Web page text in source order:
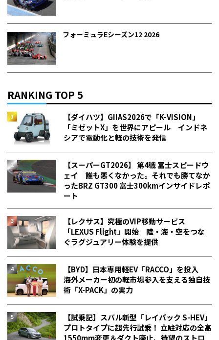
フォーミュラEシーズン12 2026
RANKING TOP 5
【ダイハツ】GIIAS2026で「K-VISION」
「ミゼットX」を世界にアピール インドネ
シアで電動化と軽の技術を発信
【スーパーGT2026】 第4戦 富士スピードウ
ェイ 誰も悪くなかった。それでも勝てなか
った――BRZ GT300 富士300kmインサイドレポ
ート
【レクサス】究極のVIP移動サービス
「LEXUS Flight」開始 陸・海・空をつな
ぐラグジュアリー体験を提供
【BYD】日本専用軽EV「RACCO」を投入
海外メーカー初の軽市場参入を支える独自技
術「X-PACK」の実力
【試乗記】スバル新型「レイバック S-HEV」
プロトタイプに超先行試乗！ 立駐対応の全高
1550mm変更＆ダクト廃止、待望のストロ